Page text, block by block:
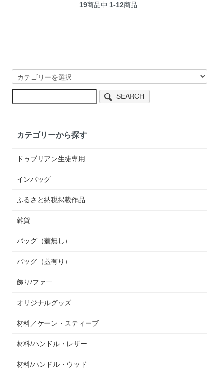
19商品中 1-12商品
SEARCH
カテゴリーから探す
ドゥブリアン生徒専用
インバッグ
ふるさと納税掲載作品
雑貨
バッグ（蓋無し）
バッグ（蓋有り）
飾り/ファー
オリジナルグッズ
材料／ケーン・スティーブ
材料/ハンドル・レザー
材料/ハンドル・ウッド